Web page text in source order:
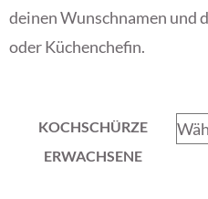
deinen Wunschnamen und
oder Küchenchefin.
KOCHSCHÜRZE
ERWACHSENE